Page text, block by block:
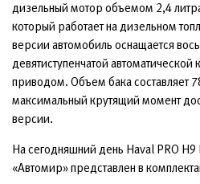
дизельный мотор объемом 2,4
который работает на дизельном
версии автомобиль оснащается
девятиступенчатой
приводом. Объем бака составляет
максимальный крутящий момент
версии.
На сегодняшний день Haval PRO H9
«Автомир» представлен в